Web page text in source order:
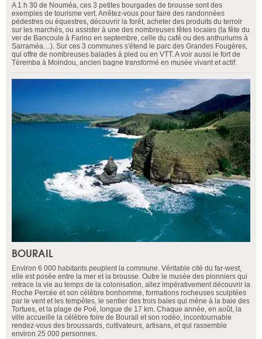
A 1 h 30 de Nouméa, ces 3 petites bourgades de brousse sont des
exemples de tourisme vert. Arrêtez-vous pour faire des randonnées
pédestres ou équestres, découvrir la forêt, acheter des produits du terroir
sur les marchés, ou assister à une des nombreuses fêtes locales (la fête du
ver de Bancoule à Farino en septembre, celle du café ou des anthuriums à
Sarraméa…). Sur ces 3 communes s'étend le parc des Grandes Fougères,
qui offre de nombreuses balades à pied ou en VTT. A voir aussi le fort de
Téremba à Moindou, ancien bagne transformé en musée vivant et actif.
BOURAIL
Environ 6 000 habitants peuplent la commune. Véritable cité du far-west,
elle est posée entre la mer et la brousse. Outre le musée des pionniers qui
retrace la vie au temps de la colonisation, allez impérativement découvrir la
Roche Percée et son célèbre bonhomme, formations rocheuses sculptées
par le vent et les tempêtes, le sentier des trois baies qui mène à la baie des
Tortues, et la plage de Poé, longue de 17 km. Chaque année, en août, la
ville accueille la célèbre foire de Bourail et son rodéo, incontournable
rendez-vous des broussards, cultivateurs, artisans, et qui rassemble
environ 25 000 personnes.